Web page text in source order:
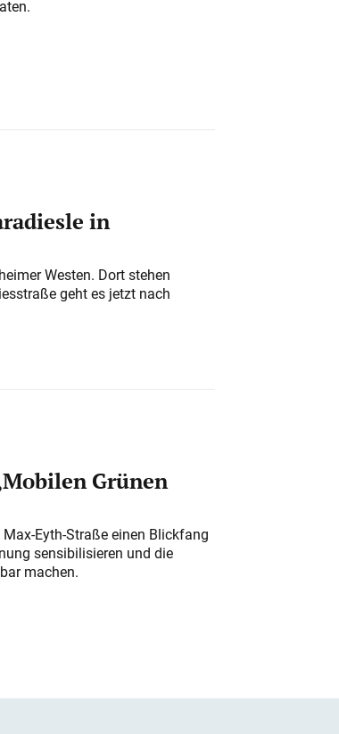
in
Westen. Dort stehen
geht es jetzt nach
Grünen
Eyth-Straße einen Blickfang
sensibilisieren und die
machen.